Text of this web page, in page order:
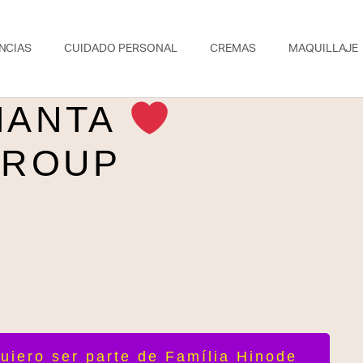
CUIDADO PERSONAL CREMAS MAQUILLAJE
ser parte de Família Hinode